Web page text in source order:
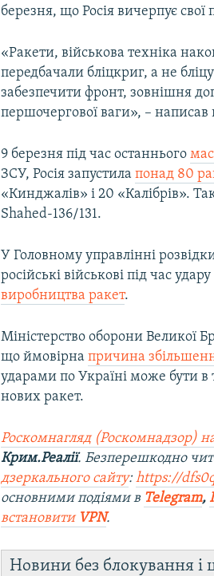
березня, що Росія вичерпує свої
«Ракети, військова техніка
передбачали бліцкриг, а не
забезпечити фронт, зовнішня
першочергової ваги», – написав
9 березня під час останнього
ЗСУ, Росія запустилапонад 80
«Кинджалів» і 20 «Калібрів».
Shahed-136/131.
У Головному управлінні
російські військові під час
виробництва ракет.
Міністерство оборони Великої
що ймовірнапричина
ударами по Україні може бути в
нових ракет.
Роскомнагляд (Роскомнадзор)
Крим.Реалії. Безперешкодно
дзеркального сайту:https://
основними подіями в Telegram,
встановити VPN.
Новини без блокування і